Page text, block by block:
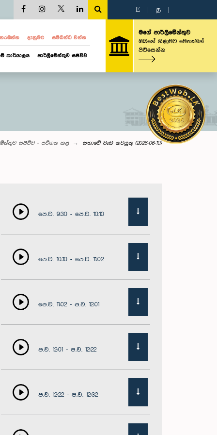
E த
දැනුමට සම්බන්ධ වන්න
කාර්යාලය පාර්ලිමේන්තුව සජීවීව
මගේ පාර්ලිමේන්තුව
ඔබගේ ගිණුමට මෙතැනින්
පිවිසෙන්න
සජීවීව - පටිගත කළ සභාවේ වැඩ කටයුතු (2026-06-10)
පෙ.ව. 9:30 - පෙ.ව. 10:10
පෙ.ව. 10:10 - පෙ.ව. 11:02
පෙ.ව. 11:02 - ප.ව. 12:01
ප.ව. 12:01 - ප.ව. 12:22
ප.ව. 12:22 - ප.ව. 12:32